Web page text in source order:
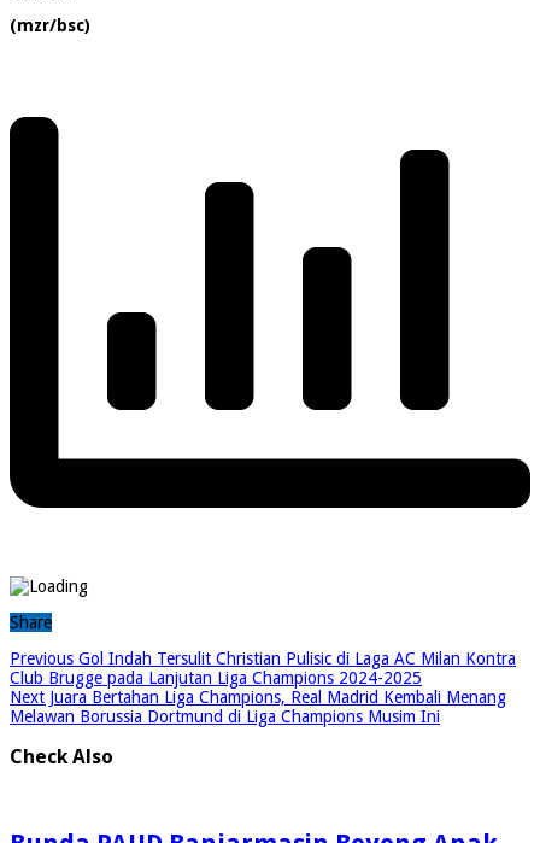
(mzr/bsc)
Share
Previous Gol Indah Tersulit Christian Pulisic di Laga AC Milan Kontra
Club Brugge pada Lanjutan Liga Champions 2024-2025
Next Juara Bertahan Liga Champions, Real Madrid Kembali Menang
Melawan Borussia Dortmund di Liga Champions Musim Ini
Check Also